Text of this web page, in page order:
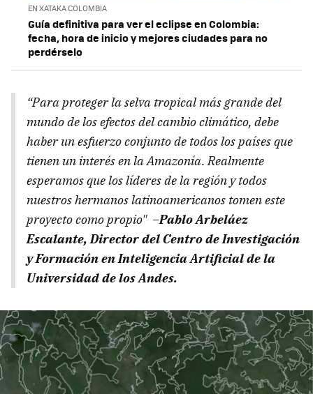
EN XATAKA COLOMBIA
Guía definitiva para ver el eclipse en Colombia:
fecha, hora de inicio y mejores ciudades para no
perdérselo
“Para proteger la selva tropical más grande del
mundo de los efectos del cambio climático, debe
haber un esfuerzo conjunto de todos los países que
tienen un interés en la Amazonía. Realmente
esperamos que los líderes de la región y todos
nuestros hermanos latinoamericanos tomen este
proyecto como propio" –Pablo Arbeláez
Escalante, Director del Centro de Investigación
y Formación en Inteligencia Artificial de la
Universidad de los Andes.